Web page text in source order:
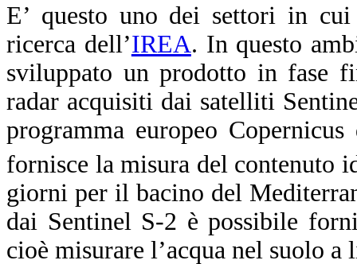
E’ questo uno dei settori in
ricerca dell’IREA. In questo
sviluppato un prodotto in fase
radar acquisiti dai satelliti
programma europeo
fornisce la misura del contenuto
giorni per il bacino del
dai Sentinel S-2 è possibile
cioè misurare l’acqua nel suolo